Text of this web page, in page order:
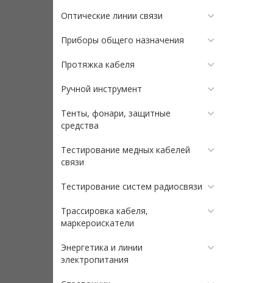
Оптические линии связи
Приборы общего назначения
Протяжка кабеля
Ручной инструмент
Тенты, фонари, защитные
средства
Тестирование медных кабелей
связи
Тестирование систем радиосвязи
Трассировка кабеля,
маркероискатели
Энергетика и линии
электропитания